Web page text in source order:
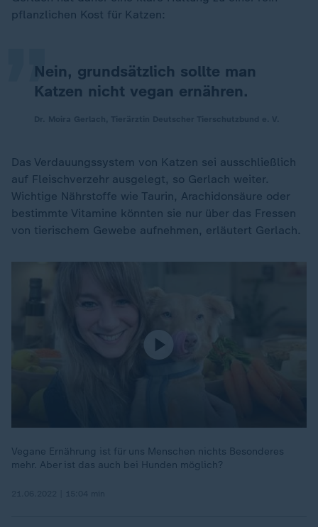
pflanzlichen Kost für Katzen:
Nein, grundsätzlich sollte man
Katzen nicht vegan ernähren.
„
Das Verdauungssystem von Katzen sei ausschließlich
auf Fleischverzehr ausgelegt, so Gerlach weiter.
Wichtige Nährstoffe wie Taurin, Arachidonsäure oder
bestimmte Vitamine könnten sie nur über das Fressen
von tierischem Gewebe aufnehmen, erläutert Gerlach.
Vegane Ernährung ist für uns Menschen nichts Besonderes
mehr. Aber ist das auch bei Hunden möglich?